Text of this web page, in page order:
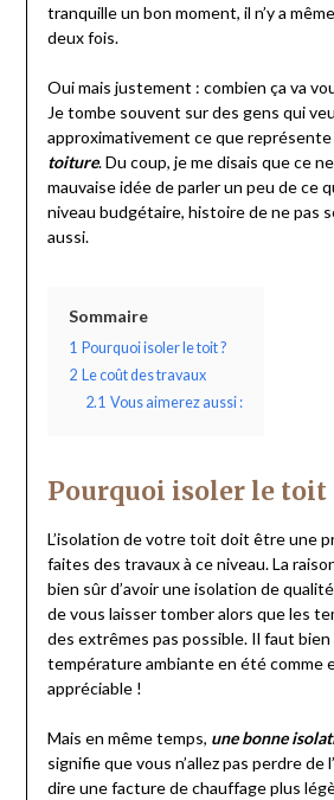
tranquille un bon moment, il n’y a
deux fois.
Oui mais justement : combien ça va
Je tombe souvent sur des gens qui
approximativement ce que représente
toiture. Du coup, je me disais que ce
mauvaise idée de parler un peu de ce
niveau budgétaire, histoire de ne pas
aussi.
Sommaire
1 Pourquoi isoler le toit ?
2
Le coût des travaux
2.1 Vous aimerez aussi :
Pourquoi isoler le toit
L’isolation de votre toit doit être une
faites des travaux à ce niveau. La
bien sûr d’avoir une isolation de
de vous laisser tomber alors que les
des extrêmes pas possible. Il faut bien
température ambiante en été comme
appréciable !
Mais en même temps, une bonne
signifie que vous n’allez pas perdre de
dire une facture de chauffage plus